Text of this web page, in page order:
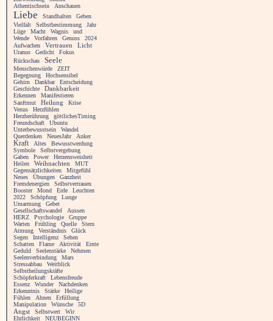
Athentischsein
Anschauen
Liebe Standhalten
Geben
Vielfalt
Selbstbestimmung
Jahr
Lüge
Macht Wagnis
und
Wende
Vorfahren Genuss
2024
Aufwachen
Vertrauen Licht
Uranus Gedicht
Fokus
Rückschau
Seele
Menschenwürde
ZEIT
Begegnung
Hochsensibel
Gehirn
Dankbar
Entscheidung
Geschichte
Dankbarkeit
Erkennen
Manifestieren
Sanftmut
Heilung
Krise
Venus
Herzfühlen
Herzberührung
göttlichesTiming
Freundschaft
Ubuntu
Unterbewusstsein
Wandel
Querdenken
NeuesJahr Anker
Kraft Altes
Bewusstwerdung
Symbole
Selbstvergebung
Gaben
Power
Herzensweisheit
Heilen
Weihnachten
MUT
Gegensätzlichkeiten
Mitgefühl
Neues
Übungen
Ganzheit
Fremdenergien
Selbstvertrauen
Booster
Mond Erde
Leuchten
2022
Schöpfung
Lunge
Umarmung
Gebet
Gesellschaftswandel
Aussen
HERZ
Psychologie
Gruppe
Warten
Frühling Quelle
Stern
Atmung
Verständnis
Glück
Segen
Intelligenz
Sehen
Schatten
Flame Aktivität
Ernte
Geduld
Seelenstärke
Nehmen
Seelenverbindung
Mars
Stressabbau
Weitblick
Selbstheilungskräfte
Schöpferkraft
Lebensfreude
Essenz
Wunder
Nachdenken
Erkenntnis
Stärke
Heilige
Fühlen
Ahnen
Erfüllung
Manipulation
Wünsche 5D
Angst Selbstwert
Wir
Ehrlichkeit
NEUBEGINN